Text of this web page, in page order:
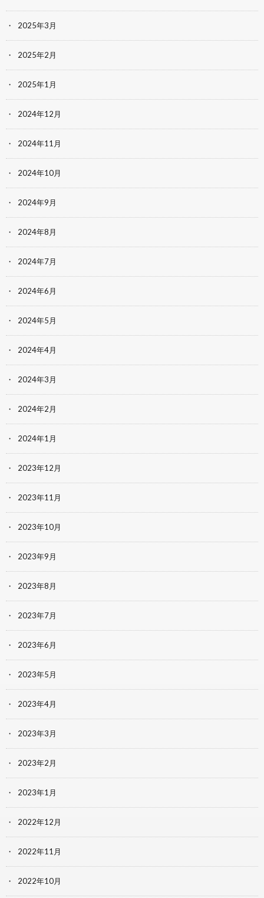
2025年3月
2025年2月
2025年1月
2024年12月
2024年11月
2024年10月
2024年9月
2024年8月
2024年7月
2024年6月
2024年5月
2024年4月
2024年3月
2024年2月
2024年1月
2023年12月
2023年11月
2023年10月
2023年9月
2023年8月
2023年7月
2023年6月
2023年5月
2023年4月
2023年3月
2023年2月
2023年1月
2022年12月
2022年11月
2022年10月